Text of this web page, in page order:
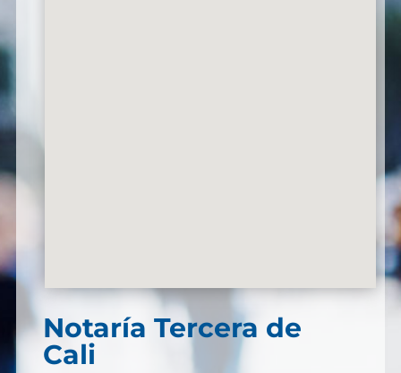
Notaría Tercera de
Cali